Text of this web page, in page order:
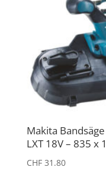
Makita
LXT 18V – 835 x
CHF31.80